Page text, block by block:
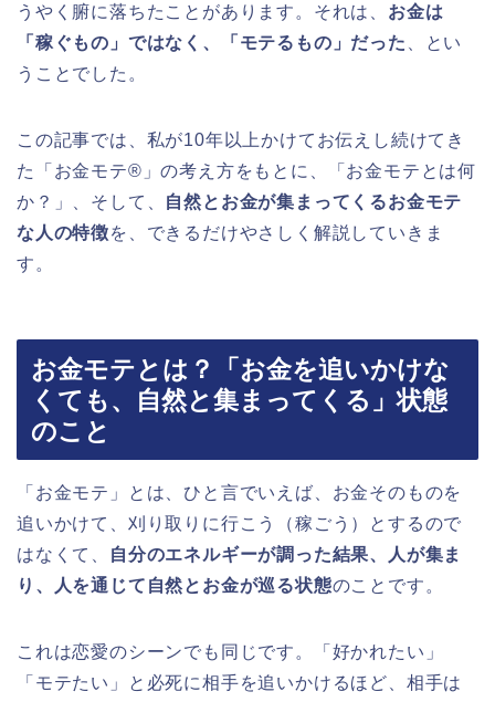
うやく腑に落ちたことがあります。それは、 お金は
「稼ぐもの」ではなく、「モテるもの」だった
、とい
うことでした。
この記事では、私が10年以上かけてお伝えし続けてき
た「お金モテ®」の考え方をもとに、「お金モテとは何
か？」、そして、 自然とお金が集まってくるお金モテ
な人の特徴を、できるだけやさしく解説していきま
す。
お金モテとは？「お金を追いかけな
くても、自然と集まってくる」状態
のこと
「お金モテ」とは、ひと言でいえば、お金そのものを
追いかけて、刈り取りに行こう（稼ごう）とするので
はなくて、
自分のエネルギーが調った結果、人が集ま
り、人を通じて自然とお金が巡る状態のことです。
これは恋愛のシーンでも同じです。「好かれたい」
「モテたい」と必死に相手を追いかけるほど、相手は